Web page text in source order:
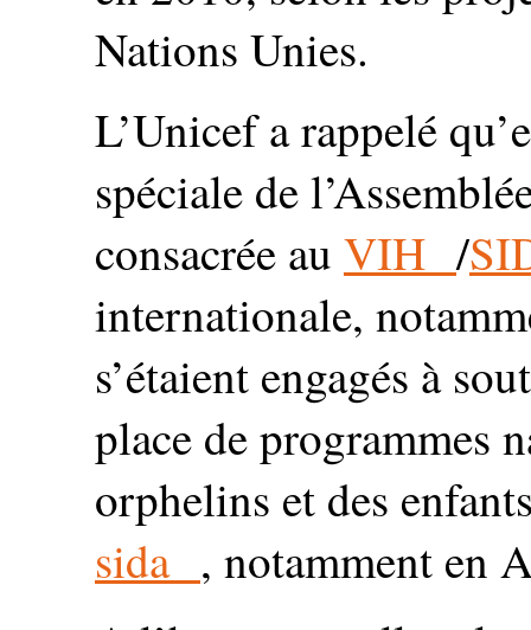
Nations Unies.
L’Unicef a rappelé
spéciale de
consacrée au VIH /
internationale,
s’étaient engagés à
place de programmes
orphelins et des
sida , notamment en